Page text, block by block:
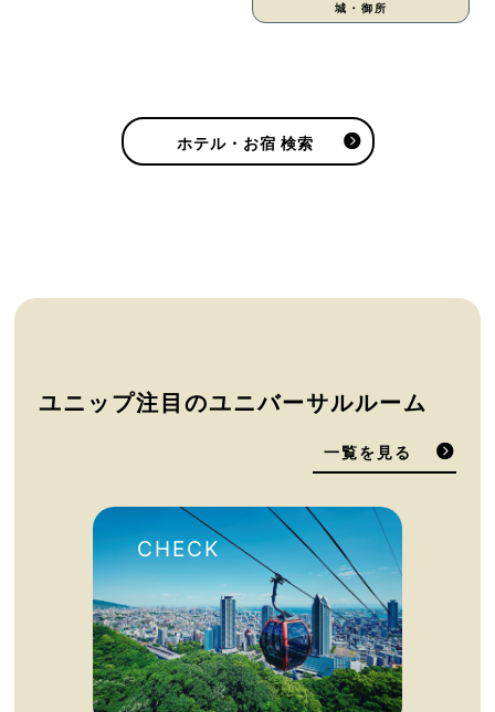
城・御所
ホテル・お宿 検索
ユニップ注目のユニバーサルルーム
一覧を見る